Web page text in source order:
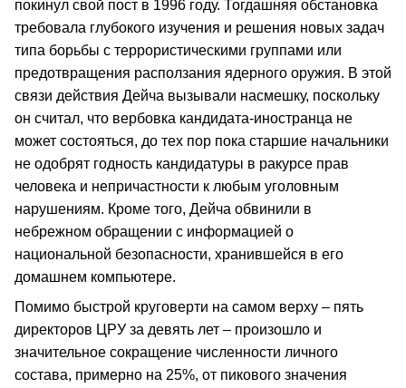
покинул свой пост в 1996 году. Тогдашняя обстановка
требовала глубокого изучения и решения новых задач
типа борьбы с террористическими группами или
предотвращения расползания ядерного оружия. В этой
связи действия Дейча вызывали насмешку, поскольку
он считал, что вербовка кандидата-иностранца не
может состояться, до тех пор пока старшие начальники
не одобрят годность кандидатуры в ракурсе прав
человека и непричастности к любым уголовным
нарушениям. Кроме того, Дейча обвинили в
небрежном обращении с информацией о
национальной безопасности, хранившейся в его
домашнем компьютере.
Помимо быстрой круговерти на самом верху – пять
директоров ЦРУ за девять лет – произошло и
значительное сокращение численности личного
состава, примерно на 25%, от пикового значения